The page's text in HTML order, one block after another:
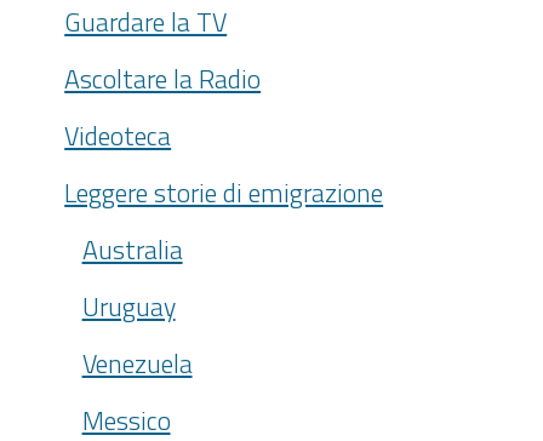
Guardare la TV
Ascoltare la Radio
Videoteca
Leggere storie di emigrazione
Australia
Uruguay
Venezuela
Messico